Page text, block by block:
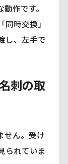
作です。
時交換」
し、左手で
刺の取
せん。受け
られていま